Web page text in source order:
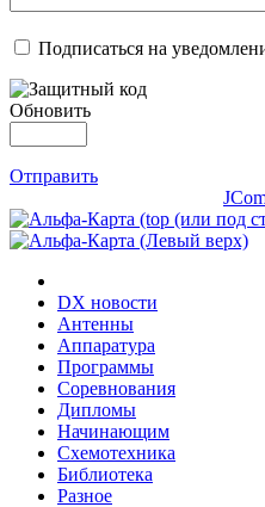
Подписаться на
Обновить
Отправить
DX новости
Антенны
Аппаратура
Программы
Соревнования
Дипломы
Начинающим
Схемотехника
Библиотека
Разное